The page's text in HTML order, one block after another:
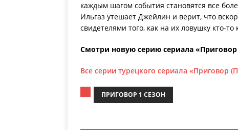
каждым шагом события становятся все
Ильгаз утешает Джейлин и верит, что
свидетелями того, как на их ловушку кто-
Смотри новую серию сериала
Все серии турецкого сериала «Приговор
ПРИГОВОР 1 СЕЗОН